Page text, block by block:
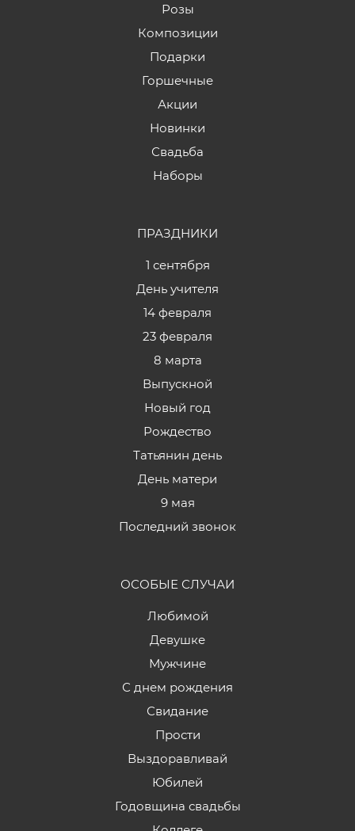
Розы
Композиции
Подарки
Горшечные
Акции
Новинки
Свадьба
Наборы
ПРАЗДНИКИ
1 сентября
День учителя
14 февраля
23 февраля
8 марта
Выпускной
Новый год
Рождество
Татьянин день
День матери
9 мая
Последний звонок
ОСОБЫЕ СЛУЧАИ
Любимой
Девушке
Мужчине
С днем рождения
Свидание
Прости
Выздоравливай
Юбилей
Годовщина свадьбы